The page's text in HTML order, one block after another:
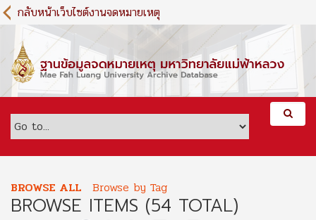
S
k
m
c
กลับหน้าเว็บไซต์งานจดหมายเหตุ
BROWSE ALL Browse by Tag
BROWSE ITEMS (54 TOTAL)